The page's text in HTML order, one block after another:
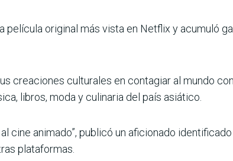
película original más vista en Netflix y acumuló
creaciones culturales en contagiar al mundo
libros, moda y culinaria del país asiático.
cine animado”, publicó un aficionado
plataformas.